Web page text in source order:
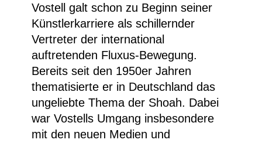
Vostell galt schon zu Beginn seiner
Künstlerkarriere als schillernder
Vertreter der international
auftretenden Fluxus-Bewegung.
Bereits seit den 1950er Jahren
thematisierte er in Deutschland das
ungeliebte Thema der Shoah. Dabei
war Vostells Umgang insbesondere
mit den neuen Medien und